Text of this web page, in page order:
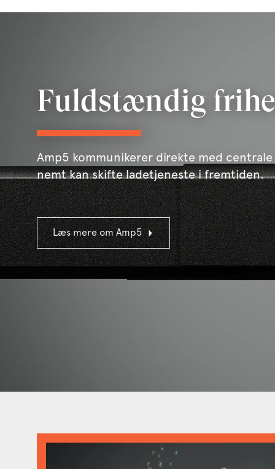
Fuldstændig
Amp5 kommunikerer direkte med
nemt kan skifte ladetjeneste i fremtiden.
Læs mere om Amp5